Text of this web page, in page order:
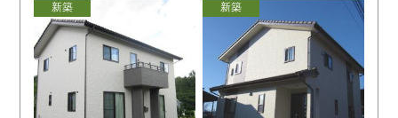
新築 新築